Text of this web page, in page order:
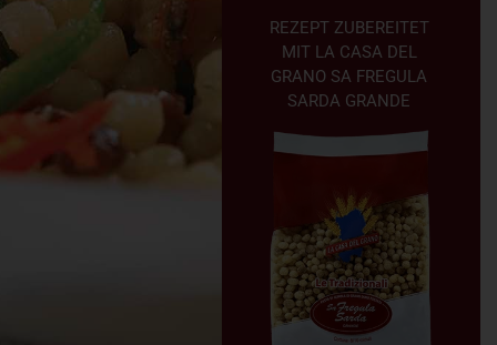
REZEPT ZUBEREITET
MIT LA CASA DEL
GRANO SA FREGULA
SARDA GRANDE